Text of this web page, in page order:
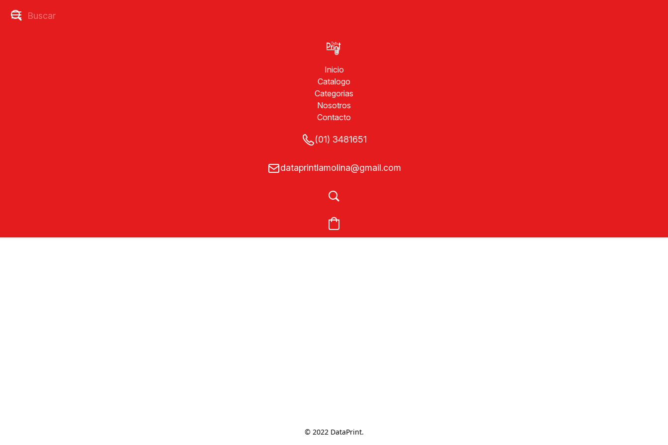
Inicio
Catalogo
Categorias
Nosotros
Contacto
(01) 3481651
dataprintlamolina@gmail.com
© 2022 DataPrint.